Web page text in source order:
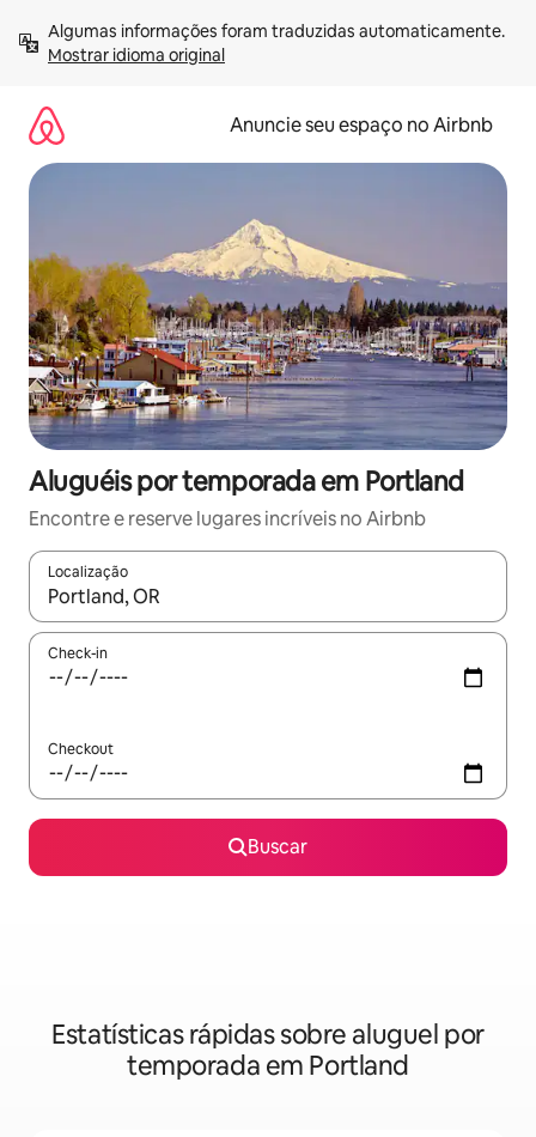
para
Mostrar idioma original
Anuncie seu espaço no Airbnb
Aluguéis por temporada em Portland
Encontre e reserve lugares incríveis no Airbnb
Localização
Quando os resultados estiverem disponíveis, explore-os
Check-in
Checkout
Buscar
Estatísticas rápidas sobre aluguel por
temporada em Portland